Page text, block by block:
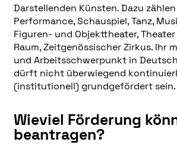
Darstellenden Künsten. Dazu
Performance, Schauspiel, Tanz,
Figuren- und Objekttheater,
Raum, Zeitgenössischer Zirkus. Ihr
und Arbeitsschwerpunkt in
dürft nicht überwiegend
(institutionell) grundgefördert sein.
Wieviel Förderung
beantragen?